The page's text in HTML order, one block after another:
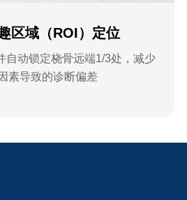
支持近台/远台双模式
设备支持近台操作，便于医院灵
操作，支持隔室曝光，避免